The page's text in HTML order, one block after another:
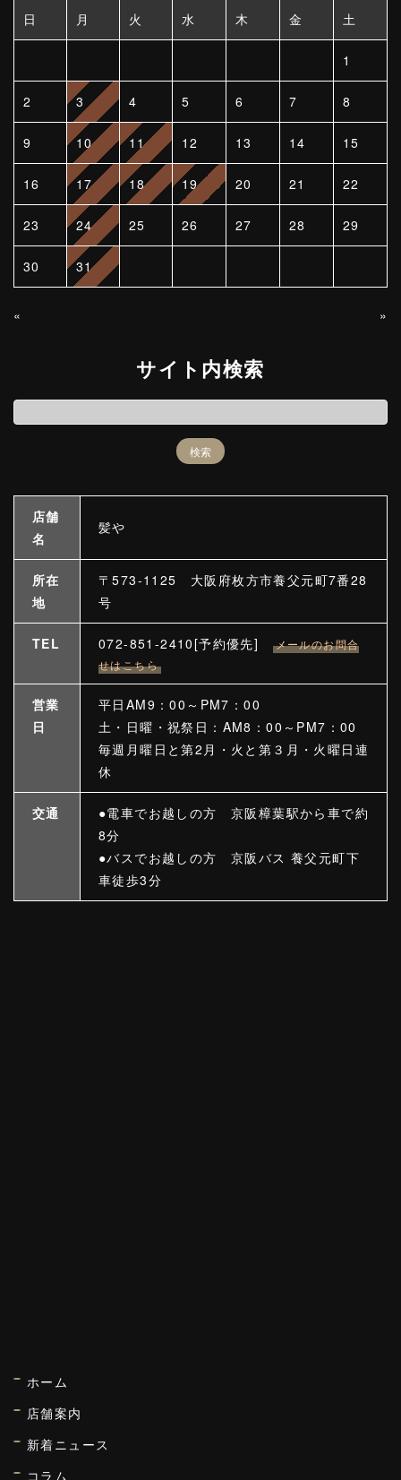
日 月 火 水 木 金 土
1
2 3 4 5 6 7 8
9 10 11 12 13 14 15
16 17 18 19 20 21 22
23 24 25 26 27 28 29
30 31
« »
サイト内検索
店舗
名
髪や
所在
地
〒573-1125 大阪府枚方市養父元町7番28
号
TEL 072-851-2410[予約優先]
メールのお問合
せはこちら
営業
日
平日AM9：00～PM7：00
土・日曜・祝祭日：AM8：00～PM7：00
毎週月曜日と第2月・火と第３月・火曜日連
休
交通
●電車でお越しの方 京阪樟葉駅から車で約
8分
●バスでお越しの方 京阪バス 養父元町下
車徒歩3分
ホーム
店舗案内
新着ニュース
コラム